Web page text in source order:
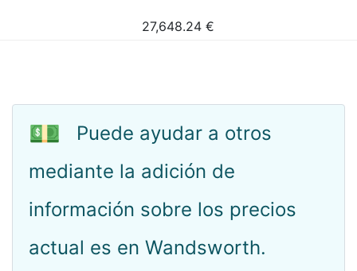
27,648.24 €
💵
Puede ayudar a otros
mediante la adición de
información sobre los precios
actual es en Wandsworth.